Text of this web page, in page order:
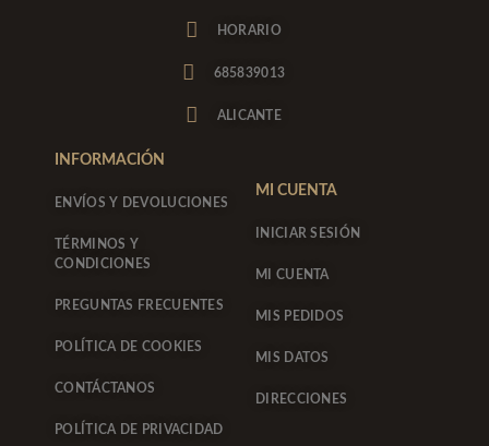
g
r
m
e
o
o
k
-
HORARIO
685839013
ALICANTE
INFORMACIÓN
ENVÍOS Y DEVOLUCIONES
TÉRMINOS Y
CONDICIONES
PREGUNTAS FRECUENTES
POLÍTICA DE COOKIES
CONTÁCTANOS
POLÍTICA DE PRIVACIDAD
MI CUENTA
INICIAR SESIÓN
MI CUENTA
MIS PEDIDOS
MIS DATOS
DIRECCIONES